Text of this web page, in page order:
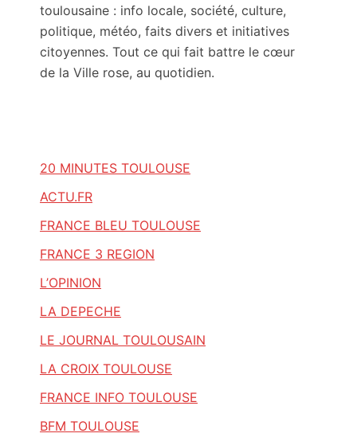
toulousaine : info locale, société, culture,
politique, météo, faits divers et initiatives
citoyennes. Tout ce qui fait battre le cœur
de la Ville rose, au quotidien.
20 MINUTES TOULOUSE
ACTU.FR
FRANCE BLEU TOULOUSE
FRANCE 3 REGION
L’OPINION
LA DEPECHE
LE JOURNAL TOULOUSAIN
LA CROIX TOULOUSE
FRANCE INFO TOULOUSE
BFM TOULOUSE